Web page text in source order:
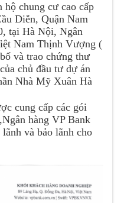
hộ chung cư cao cấp
Diễn, Quận Nam
tại Hà Nội, Ngân
Nam Thịnh Vượng (
và trao chứng thư
chủ đầu tư dự án
Nhà Mỹ Xuân Hà
cung cấp các gói
hàng VP Bank
và bảo lãnh cho